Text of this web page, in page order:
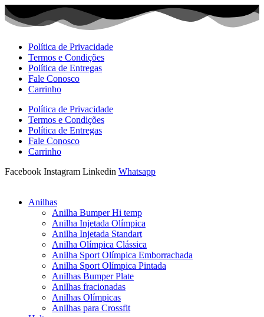
Ir
para
Política de Privacidade
Termos e Condições
Política de Entregas
Fale Conosco
Carrinho
Política de Privacidade
Termos e Condições
Política de Entregas
Fale Conosco
Carrinho
Facebook Instagram Linkedin Whatsapp
Anilhas
Anilha Bumper Hi temp
Anilha Injetada Olímpica
Anilha Injetada Standart
Anilha Olímpica Clássica
Anilha Sport Olímpica Emborrachada
Anilha Sport Olímpica Pintada
Anilhas Bumper Plate
Anilhas fracionadas
Anilhas Olímpicas
Anilhas para Crossfit